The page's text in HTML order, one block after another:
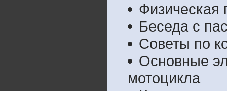
Физическая
Беседа с
Советы по
Основные
мотоцикла